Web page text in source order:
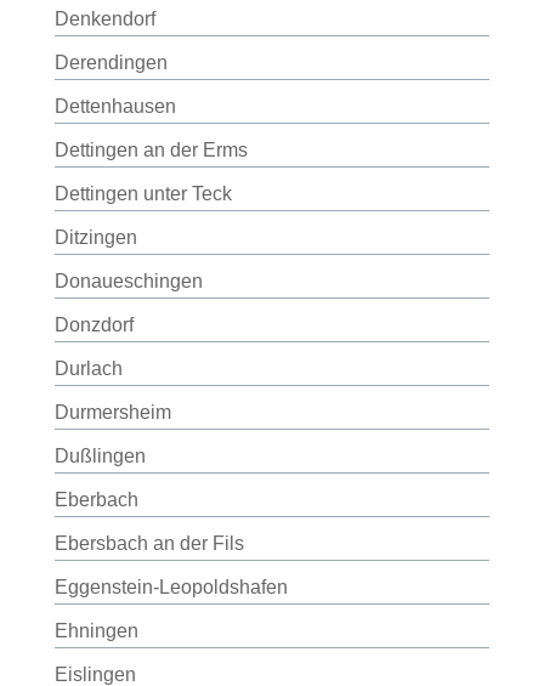
Denkendorf
Derendingen
Dettenhausen
Dettingen an der Erms
Dettingen unter Teck
Ditzingen
Donaueschingen
Donzdorf
Durlach
Durmersheim
Dußlingen
Eberbach
Ebersbach an der Fils
Eggenstein-Leopoldshafen
Ehningen
Eislingen